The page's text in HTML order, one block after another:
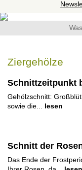
Ziergehölze
Schnittzeitpunkt
Gehölzschnitt:
sowie die...
lesen
Schnitt der
Das Ende der